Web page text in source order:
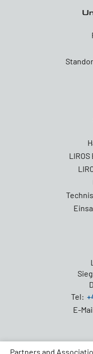
Tel:
E-
Partners and